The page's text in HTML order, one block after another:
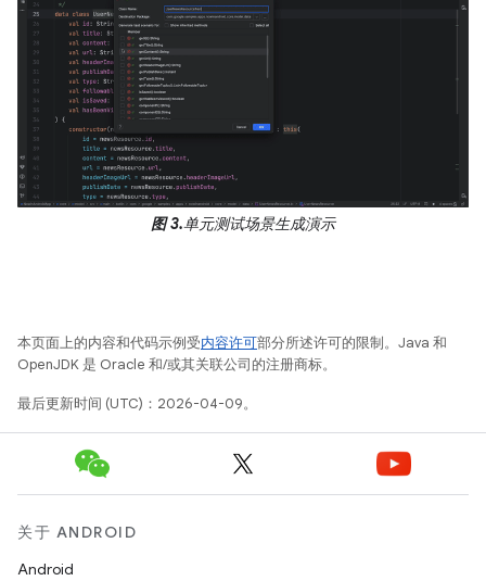
图 3.单元测试场景生成演示
本页面上的内容和代码示例受内容许可部分所述许可的限制。Java 和
OpenJDK 是 Oracle 和/或其关联公司的注册商标。
最后更新时间 (UTC)：2026-04-09。
关于 ANDROID
Android